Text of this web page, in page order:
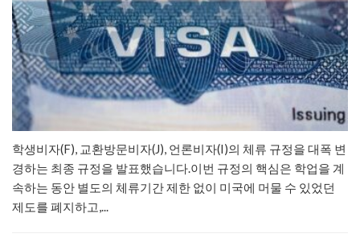
학생비자(F), 교환방문비자(J), 언론비자(I)의 체류 규정을 대폭 변
경하는 최종 규정을 발표했습니다.​이번 규정의 핵심은 학업을 계
속하는 동안 별도의 체류기간 제한 없이 미국에 머물 수 있었던
제도를 폐지하고,...